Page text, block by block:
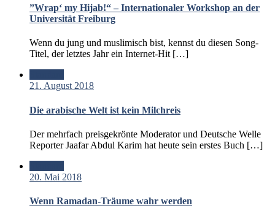
”Wrap‘ my Hijab!“ – Internationaler Workshop an der
Universität Freiburg
Wenn du jung und muslimisch bist, kennst du diesen Song-
Titel, der letztes Jahr ein Internet-Hit […]
21. August 2018
Die arabische Welt ist kein Milchreis
Der mehrfach preisgekrönte Moderator und Deutsche Welle
Reporter Jaafar Abdul Karim hat heute sein erstes Buch […]
20. Mai 2018
Wenn Ramadan-Träume wahr werden